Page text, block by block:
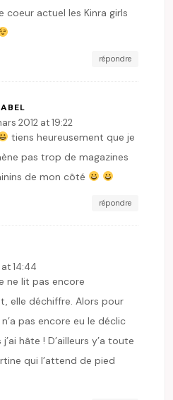
coeur actuel les Kinra girls
répondre
2012 at 19:22
tiens heureusement que je
pas trop de magazines
de mon côté
répondre
at 14:44
ne lit pas encore
elle déchiffre. Alors pour
pas encore eu le déclic
hâte ! D’ailleurs y’a toute
qui l’attend de pied